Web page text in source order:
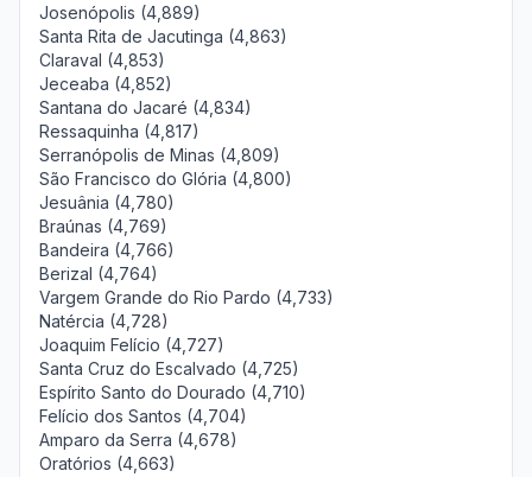
Josenópolis (4,889)
Santa Rita de Jacutinga (4,863)
Claraval (4,853)
Jeceaba (4,852)
Santana do Jacaré (4,834)
Ressaquinha (4,817)
Serranópolis de Minas (4,809)
São Francisco do Glória (4,800)
Jesuânia (4,780)
Braúnas (4,769)
Bandeira (4,766)
Berizal (4,764)
Vargem Grande do Rio Pardo (4,733)
Natércia (4,728)
Joaquim Felício (4,727)
Santa Cruz do Escalvado (4,725)
Espírito Santo do Dourado (4,710)
Felício dos Santos (4,704)
Amparo da Serra (4,678)
Oratórios (4,663)